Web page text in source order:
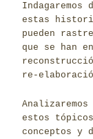
Indagaremos
estas
pueden
que se han
re-
estos
conceptos y